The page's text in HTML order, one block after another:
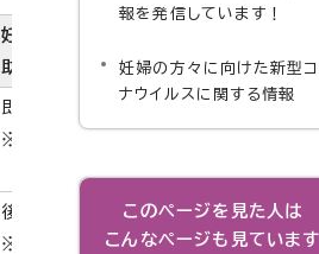
妊娠届出と同時に助成券を申請され
助成券の受け取り方法
即日交付または後日郵送
※即日交付は、妊婦本人が窓口に来
後日郵送
※当日、発券はできません
報を発信しています！
妊婦の方々に向けた新型コ
ナウイルスに関する情報
このページを見た人は
こんなページも見ています